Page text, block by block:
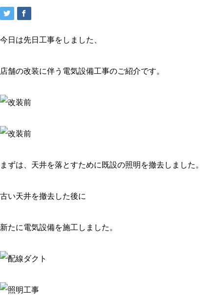
今日は先日工事をしました、
店舗の改装に伴う電気設備工事のご紹介です。
まずは、天井を落とすために既設の照明を撤去しました。
古い天井を撤去した後に
新たに電気設備を施工しました。